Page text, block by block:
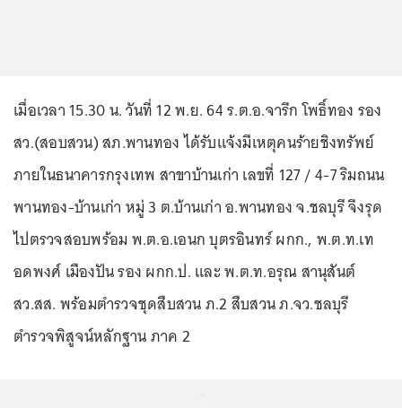
เมื่อเวลา 15.30 น. วันที่ 12 พ.ย. 64 ร.ต.อ.จารึก โพธิ์ทอง รอง
สว.(สอบสวน) สภ.พานทอง ได้รับแจ้งมีเหตุคนร้ายชิงทรัพย์
ภายในธนาคารกรุงเทพ สาขาบ้านเก่า เลขที่ 127 / 4-7 ริมถนน
พานทอง-บ้านเก่า หมู่ 3 ต.บ้านเก่า อ.พานทอง จ.ชลบุรี จึงรุด
ไปตรวจสอบพร้อม พ.ต.อ.เอนก บุตรอินทร์ ผกก., พ.ต.ท.เท
อดพงศ์ เมืองปัน รอง ผกก.ป. และ พ.ต.ท.อรุณ สานุสันต์
สว.สส. พร้อมตำรวจชุดสืบสวน ภ.2 สืบสวน ภ.จว.ชลบุรี
ตำรวจพิสูจน์หลักฐาน ภาค 2